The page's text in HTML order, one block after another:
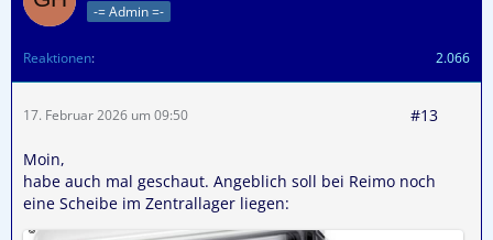
-= Admin =-
Reaktionen 2.066
17. Februar 2026 um 09:50 #13
Moin,
habe auch mal geschaut. Angeblich soll bei Reimo noch
eine Scheibe im Zentrallager liegen: